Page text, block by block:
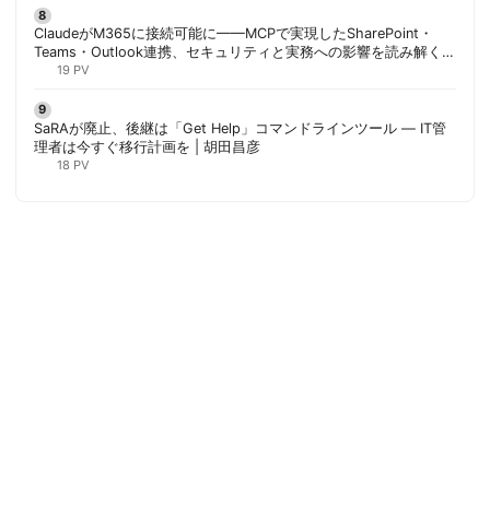
ClaudeがM365に接続可能に——MCPで実現したSharePoint・
Teams・Outlook連携、セキュリティと実務への影響を読み解く |
胡田昌彦
19 PV
SaRAが廃止、後継は「Get Help」コマンドラインツール — IT管
理者は今すぐ移行計画を | 胡田昌彦
18 PV